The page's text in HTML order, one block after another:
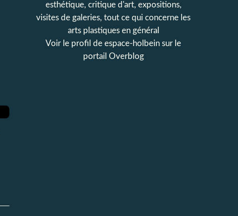
esthétique, critique d'art, expositions,
visites de galeries, tout ce qui concerne les
arts plastiques en général
Voir le profil de espace-holbein sur le
portail Overblog